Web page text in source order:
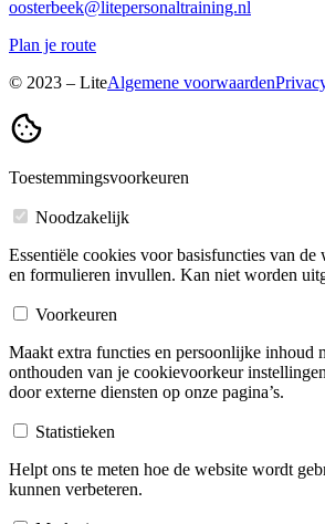
oosterbeek@litepersonaltraining.nl
Plan je route
© 2023 – LiteAlgemene voorwaarden
Toestemmingsvoorkeuren
Noodzakelijk
Essentiële cookies voor basisfuncties van de
en formulieren invullen. Kan niet worden
Voorkeuren
Maakt extra functies en persoonlijke inhoud
onthouden van je cookievoorkeur
door externe diensten op onze pagina’s.
Statistieken
Helpt ons te meten hoe de website wordt
kunnen verbeteren.